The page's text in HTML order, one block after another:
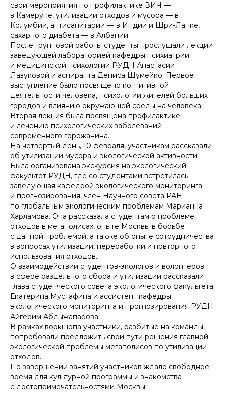
свои мероприятия по профилактике ВИЧ —
в Камеруне, утилизации отходов и мусора — в
Колумбии, антисанитарии — в Индии и Шри-Ланке,
сахарного диабета — в Албании.
После групповой работы студенты прослушали лекции
заведующей лабораторией кафедры психиатрии
и медицинской психологии РУДН Анастасии
Лазуковой и аспиранта Дениса Шумейко. Первое
выступление было посвящено когнитивной
деятельности человека, психологии жителей больших
городов и влиянию окружающей среды на человека.
Вторая лекция была посвящена профилактике
и лечению психологических заболеваний
современного горожанина.
На четвертый день, 10 февраля, участникам рассказали
об утилизации мусора и экологической активности.
Была организована экскурсия на экологический
факультет РУДН, где со студентами встретилась
заведующая кафедрой экологического мониторинга
и прогнозирования, член Научного совета РАН
по глобальным экологическим проблемам Марианна
Харламова. Она рассказала студентам о проблеме
отходов в мегаполисах, опыте Москвы в борьбе
с данной проблемой, а также об опыте сотрудничества
в вопросах утилизации, переработки и повторного
использования отходов.
О взаимодействии студентов-экологов и волонтеров
в сфере раздельного сбора и утилизации рассказали
глава студенческого совета экологического факультета
Екатерина Мустафина и ассистент кафедры
экологического мониторинга и прогнозирования РУДН
Айгерим Абдыжапарова.
В рамках воркшопа участники, разбитые на команды,
попробовали предложить свои пути решения главной
экологической проблемы мегаполисов по утилизации
отходов.
По завершении занятий участников ждало свободное
время для культурной программы и знакомства
с достопримечательностями Москвы.